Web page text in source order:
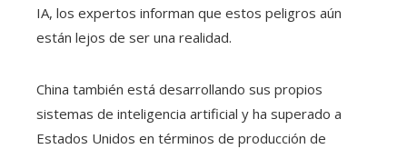
IA, los expertos informan que estos peligros aún
están lejos de ser una realidad.
China también está desarrollando sus propios
sistemas de inteligencia artificial y ha superado a
Estados Unidos en términos de producción de